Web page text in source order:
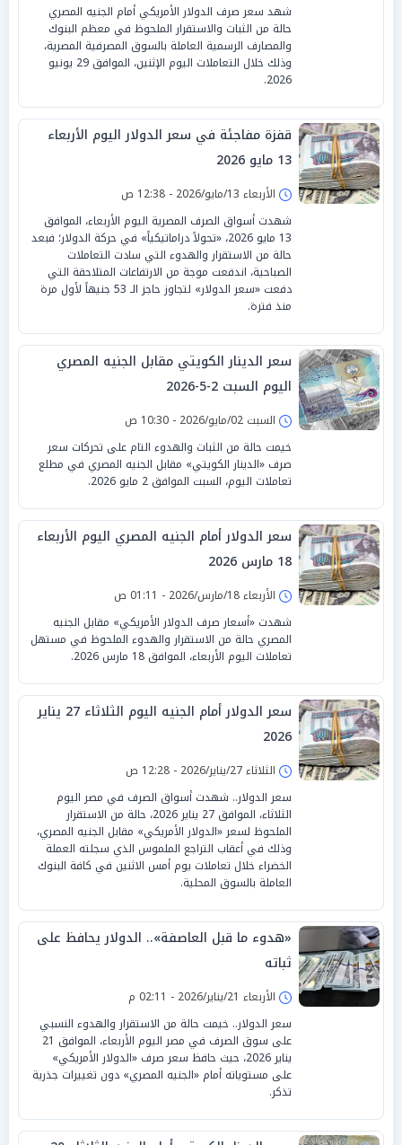
شهد سعر صرف الدولار الأمريكي أمام الجنيه المصري
حالة من الثبات والاستقرار الملحوظ في معظم البنوك
والمصارف الرسمية العاملة بالسوق المصرفية المصرية،
وذلك خلال التعاملات اليوم الإثنين، الموافق 29 يونيو
2026.
قفزة مفاجئة في سعر الدولار اليوم الأربعاء
13 مايو 2026
الأربعاء 13/مايو/2026 - 12:38 ص
شهدت أسواق الصرف المصرية اليوم الأربعاء، الموافق
13 مايو 2026، «تحولاً دراماتيكياً» في حركة الدولار؛ فبعد
حالة من الاستقرار والهدوء التي سادت التعاملات
الصباحية، اندفعت موجة من الارتفاعات المتلاحقة التي
دفعت «سعر الدولار» لتجاوز حاجز الـ 53 جنيهاً لأول مرة
منذ فترة.
سعر الدينار الكويتي مقابل الجنيه المصري
اليوم السبت 2-5-2026
السبت 02/مايو/2026 - 10:30 ص
خيمت حالة من الثبات والهدوء التام على تحركات سعر
صرف «الدينار الكويتي» مقابل الجنيه المصري في مطلع
تعاملات اليوم، السبت الموافق 2 مايو 2026.
سعر الدولار أمام الجنيه المصري اليوم الأربعاء
18 مارس 2026
الأربعاء 18/مارس/2026 - 01:11 ص
شهدت «أسعار صرف الدولار الأمريكي» مقابل الجنيه
المصري حالة من الاستقرار والهدوء الملحوظ في مستهل
تعاملات اليوم الأربعاء، الموافق 18 مارس 2026.
سعر الدولار أمام الجنيه اليوم الثلاثاء 27 يناير
2026
الثلاثاء 27/يناير/2026 - 12:28 ص
سعر الدولار.. شهدت أسواق الصرف في مصر اليوم
الثلاثاء، الموافق 27 يناير 2026، حالة من الاستقرار
الملحوظ لسعر «الدولار الأمريكي» مقابل الجنيه المصري،
وذلك في أعقاب التراجع الملموس الذي سجلته العملة
الخضراء خلال تعاملات يوم أمس الاثنين في كافة البنوك
العاملة بالسوق المحلية.
«هدوء ما قبل العاصفة».. الدولار يحافظ على
ثباته
الأربعاء 21/يناير/2026 - 02:11 م
سعر الدولار.. خيمت حالة من الاستقرار والهدوء النسبي
على سوق الصرف في مصر اليوم الأربعاء، الموافق 21
يناير 2026، حيث حافظ سعر صرف «الدولار الأمريكي»
على مستوياته أمام «الجنيه المصري» دون تغييرات جذرية
تذكر.